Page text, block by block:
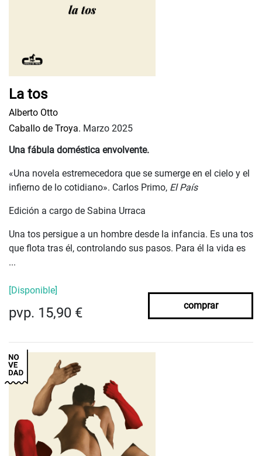
La tos
Alberto Otto
Caballo de Troya. Marzo 2025
Una fábula doméstica envolvente.
«Una novela estremecedora que se sumerge en el cielo y el
infierno de lo cotidiano». Carlos Primo, El País
Edición a cargo de Sabina Urraca
Una tos persigue a un hombre desde la infancia. Es una tos
que flota tras él, controlando sus pasos. Para él la vida es
...
[Disponible]
pvp. 15,90 € comprar